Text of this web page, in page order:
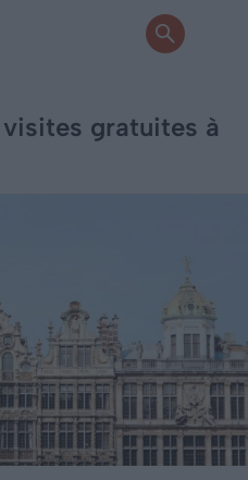
gratuites à